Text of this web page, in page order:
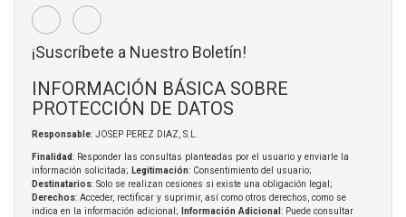
¡Suscríbete a Nuestro Boletín!
INFORMACIÓN BÁSICA SOBRE
PROTECCIÓN DE DATOS
Responsable: JOSEP PEREZ DIAZ, S.L.
Finalidad: Responder las consultas planteadas por el usuario y enviarle la
información solicitada; Legitimación: Consentimiento del usuario;
Destinatarios: Solo se realizan cesiones si existe una obligación legal;
Derechos: Acceder, rectificar y suprimir, así como otros derechos, como se
indica en la información adicional;
Información Adicional : Puede consultar